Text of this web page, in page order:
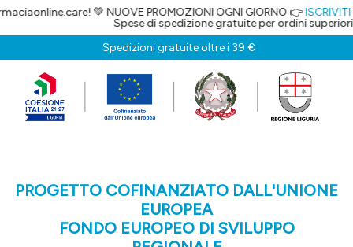
💚 NUOVE PROMOZIONI OGNI GIORNO 👉ISCRIVITI
Spese di spedizione gratuite per ordini superiori
Spedizioni gratuite oltre i 39 €
PROGETTO COFINANZIATO DALL'UNIONE
EUROPEA
FONDO EUROPEO DI SVILUPPO